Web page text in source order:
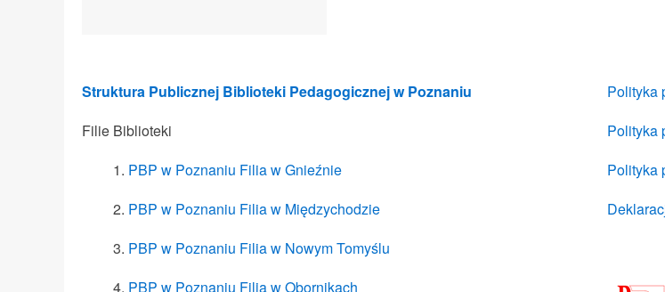
Struktura Publicznej Biblioteki Pedagogicznej w Poznaniu
Filie Biblioteki
PBP w Poznaniu Filia w Gnieźnie
PBP w Poznaniu Filia w Międzychodzie
PBP w Poznaniu Filia w Nowym Tomyślu
PBP w Poznaniu Filia w Obornikach
Polityka
Polityka
Polityka